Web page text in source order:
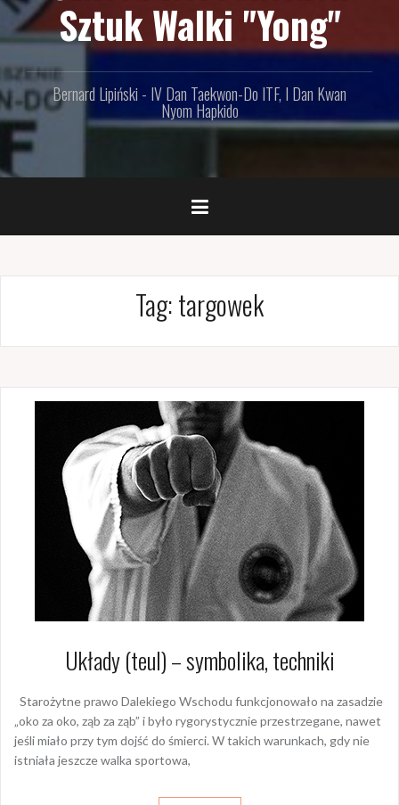
Sztuk Walki "Yong"
Bernard Lipiński - IV Dan Taekwon-Do ITF, I Dan Kwan
Nyom Hapkido
Tag: targowek
Układy (teul) – symbolika, techniki
Starożytne prawo Dalekiego Wschodu funkcjonowało na zasadzie
„oko za oko, ząb za ząb” i było rygorystycznie przestrzegane, nawet
jeśli miało przy tym dojść do śmierci. W takich warunkach, gdy nie
istniała jeszcze walka sportowa,